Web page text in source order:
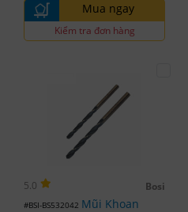
Mua ngay
Kiểm tra đơn hàng
5.0 Bosi
#BSI-BS532042 Mũi Khoan